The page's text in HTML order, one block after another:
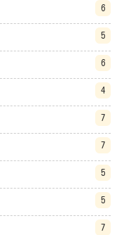
6
5
6
4
7
7
5
5
7